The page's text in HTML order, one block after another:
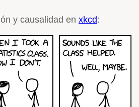
y causalidad en xkcd: